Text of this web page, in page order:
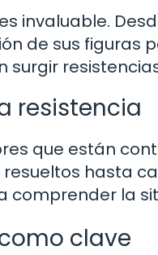
invaluable.
de sus figuras
resistencia
que están
hasta
la
clave